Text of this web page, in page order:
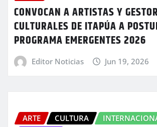
CONVOCAN A ARTISTAS Y
CULTURALES DE ITAPÚA A
PROGRAMA EMERGENTES 2026
Editor Noticias Jun 19, 2026
ARTE CULTURA